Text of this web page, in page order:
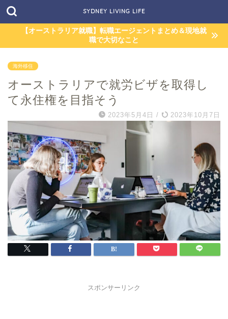
SYDNEY LIVING LIFE
【オーストラリア就職】転職エージェントまとめ＆現地就
職で大切なこと
海外移住
オーストラリアで就労ビザを取得し
て永住権を目指そう
2023年5月4日 / 2023年10月7日
スポンサーリンク